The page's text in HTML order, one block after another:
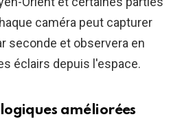
caméra peut capturer
seconde et observera en
éclairs depuis l'espace.
améliorées